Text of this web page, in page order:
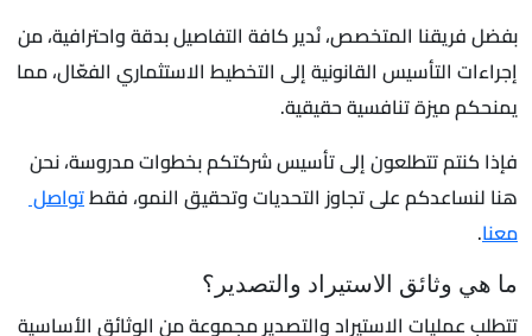
بفضل فريقنا المتخصص، نُدير كافة التفاصيل بدقة واحترافية، من
إجراءات التأسيس القانونية إلى التخطيط الاستثماري الفعّال، مما
يمنحكم ميزة تنافسية حقيقية.
فإذا كنتم تتطلعون إلى تأسيس شركتكم بخطوات مدروسة، نحن
هنا لنساعدكم على تجاوز التحديات وتحقيق النمو، فقطتواصل
معنا.
ما هي وثائق الاستيراد والتصدير؟
تتطلب عمليات الاستيراد والتصدير مجموعة من الوثائق الأساسية